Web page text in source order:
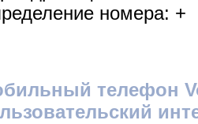
номера: +
телефон